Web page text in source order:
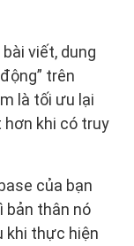
viết, dung
trên
là tối ưu lại
khi có truy
của bạn
bản thân nó
khi thực hiện